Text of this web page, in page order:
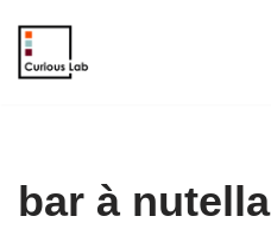
Aller
bar à nutella